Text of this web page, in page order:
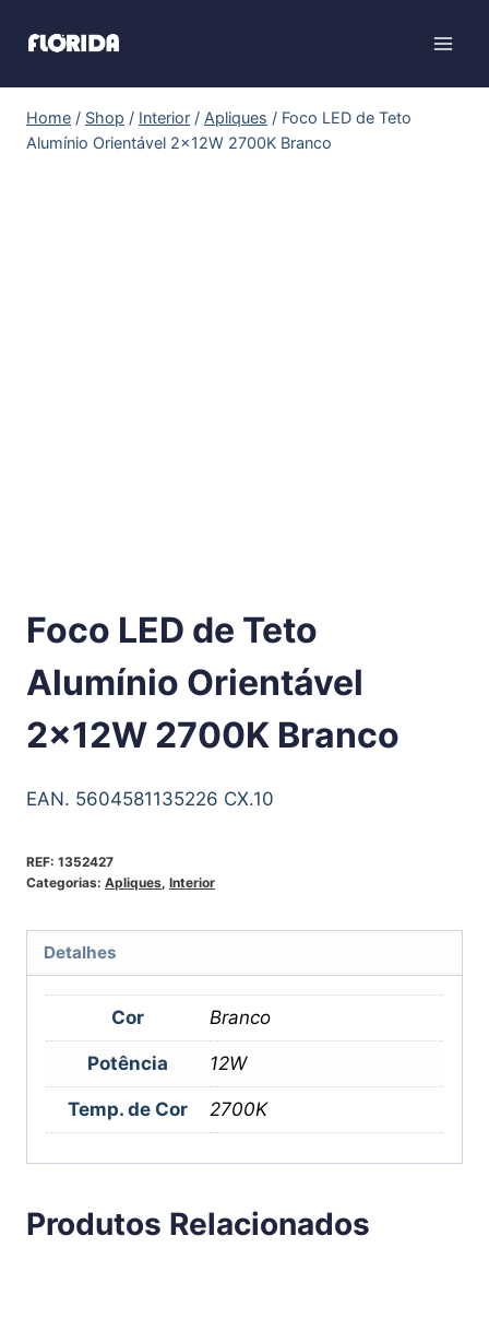
Home / Shop / Interior / Apliques / Foco LED de Teto
Alumínio Orientável 2x12W 2700K Branco
Foco LED de Teto
Alumínio Orientável
2x12W 2700K Branco
EAN. 5604581135226 CX.10
REF: 1352427
Categorias: Apliques, Interior
Detalhes
Cor Branco
Potência 12W
Temp. de Cor 2700K
Produtos Relacionados